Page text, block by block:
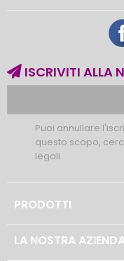
ISCRIVITI ALLA
Puoi annullare
questo scopo,
legali.
PRODOTTI
LA NOSTRA